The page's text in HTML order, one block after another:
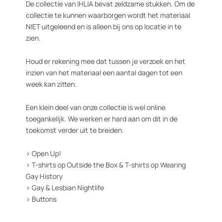
live and we will explore together. Looking for:
– Acquaintances:do you recognize yourself or others in the
photos? Let us know to make the unlocking of these books more
– Recognition: what is alive in the photos from then that is still
alive today?
what and who are you missing from the photos? Do you
know people or organizations that were present but not
presented?
Above all, it is an informal gathering to exchange stories.
Memories from long ago and experiences from today. If you have
photos of Pink Saturdays yourself that you would like to donate to
the archive (digital or on paper), please upload your photo >
or send an email to aanmelden@ihlia.nl to discuss the possibilities.
De collectie van IHLIA bevat zeldzame stukken. Om de
collectie te kunnen waarborgen wordt het materiaal
NIET uitgeleend en is alleen bij ons op locatie in te
zien.
Houd er rekening mee dat tussen je verzoek en het
inzien van het materiaal een aantal dagen tot een
week kan zitten.
Een klein deel van onze collectie is wel online
toegankelijk. We werken er hard aan om dit in de
toekomst verder uit te breiden.
> Open Up!
> T-shirts op Outside the Box&T-shirts op Wearing
Gay History
> Gay & Lesbian Nightlife
> Buttons